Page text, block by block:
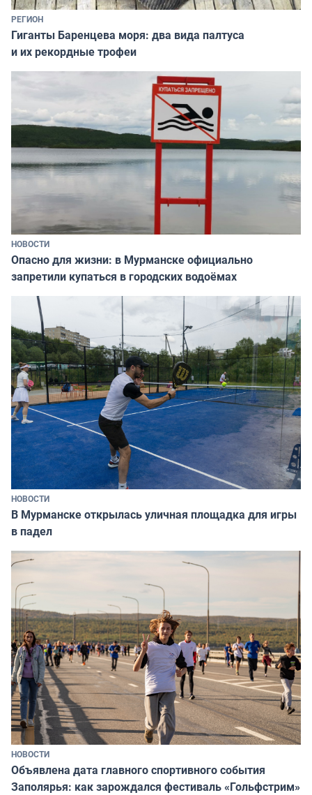
РЕГИОН
Гиганты Баренцева моря: два вида палтуса
и их рекордные трофеи
НОВОСТИ
Опасно для жизни: в Мурманске официально
запретили купаться в городских водоёмах
НОВОСТИ
В Мурманске открылась уличная площадка для игры
в падел
НОВОСТИ
Объявлена дата главного спортивного события
Заполярья: как зарождался фестиваль «Гольфстрим»